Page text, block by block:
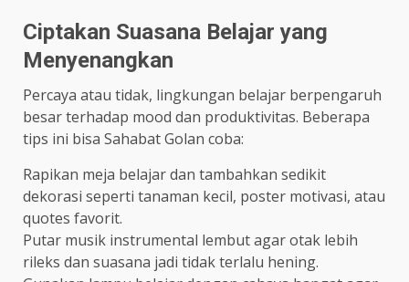
Ciptakan Suasana Belajar yang
Menyenangkan
Percaya atau tidak, lingkungan belajar berpengaruh
besar terhadap mood dan produktivitas. Beberapa
tips ini bisa Sahabat Golan coba:
Rapikan meja belajar dan tambahkan sedikit
dekorasi seperti tanaman kecil, poster motivasi, atau
quotes favorit.
Putar musik instrumental lembut agar otak lebih
rileks dan suasana jadi tidak terlalu hening.